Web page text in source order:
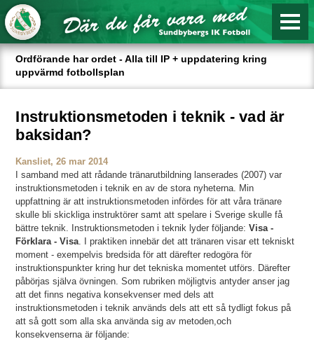
Ordförande har ordet - Alla till IP + uppdatering kring
uppvärmd fotbollsplan
Instruktionsmetoden i teknik - vad är
baksidan?
Kansliet, 26 mar 2014
I samband med att rådande tränarutbildning lanserades (2007) var
instruktionsmetoden i teknik en av de stora nyheterna. Min
uppfattning är att instruktionsmetoden infördes för att våra tränare
skulle bli skickliga instruktörer samt att spelare i Sverige skulle få
bättre teknik. Instruktionsmetoden i teknik lyder följande:Visa -
Förklara - Visa . I praktiken innebär det att tränaren visar ett tekniskt
moment - exempelvis bredsida för att därefter redogöra för
instruktionspunkter kring hur det tekniska momentet utförs. Därefter
påbörjas själva övningen. Som rubriken möjligtvis antyder anser jag
att det finns negativa konsekvenser med dels att
instruktionsmetoden i teknik används dels att ett så tydligt fokus på
att så gott som alla ska använda sig av metoden,och
konsekvenserna är följande: